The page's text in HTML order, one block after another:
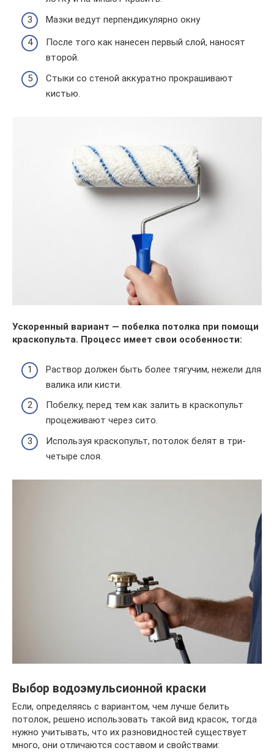
Мазки ведут перпендикулярно окну
После того как нанесен первый слой, наносят
второй.
Стыки со стеной аккуратно прокрашивают
кистью.
Ускоренный вариант — побелка потолка при помощи
краскопульта. Процесс имеет свои особенности:
Раствор должен быть более тягучим, нежели для
валика или кисти.
Побелку, перед тем как залить в краскопульт
процеживают через сито.
Используя краскопульт, потолок белят в три-
четыре слоя.
Выбор водоэмульсионной краски
Если, определяясь с вариантом, чем лучше белить
потолок, решено использовать такой вид красок, тогда
нужно учитывать, что их разновидностей существует
много, они отличаются составом и свойствами: